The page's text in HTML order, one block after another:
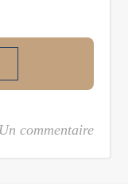
Un commentaire